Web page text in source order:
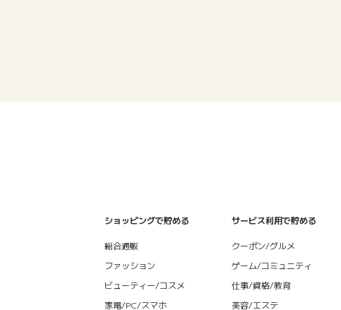
ショッピングで貯める
総合通販
ファッション
ビューティー/コスメ
家電/PC/スマホ
サービス利用で貯める
クーポン/グルメ
ゲーム/コミュニティ
仕事/資格/教育
美容/エステ